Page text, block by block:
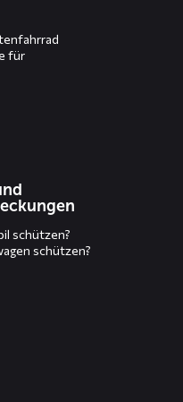
für
schützen?
schützen?